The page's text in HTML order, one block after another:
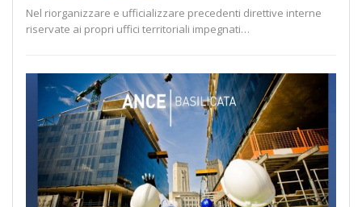
Nel riorganizzare e ufficializzare precedenti direttive interne
riservate ai propri uffici territoriali impegnati…